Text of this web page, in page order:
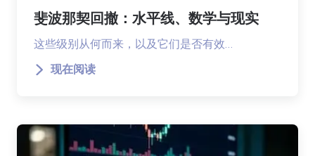
斐波那契回撤：水平线、数学与现实
这些级别从何而来，以及它们是否有效…
现在阅读